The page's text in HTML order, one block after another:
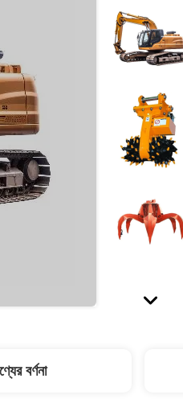
বর্ণনা